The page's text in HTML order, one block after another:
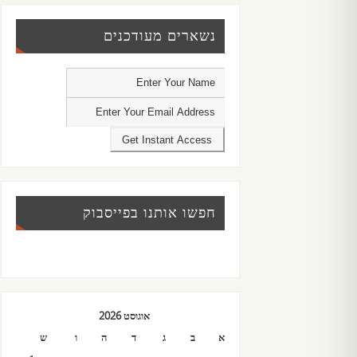
נשארים מעודכנים
חפשו אותנו בפייסבוק
אוגוסט 2026
א
ב ג ד ה ו ש